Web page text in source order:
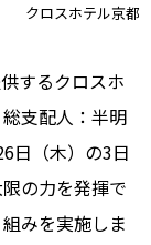
クロスホテル京都
するクロスホ
支配人：半明
日（木）の3日
の力を発揮で
みを実施しま